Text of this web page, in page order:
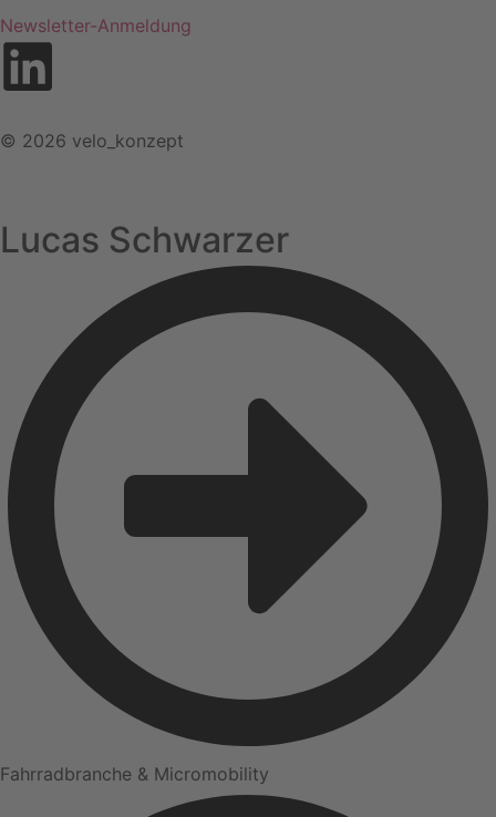
Newsletter-Anmeldung
© 2026 velo_konzept
Lucas Schwarzer
Fahrradbranche & Micromobility